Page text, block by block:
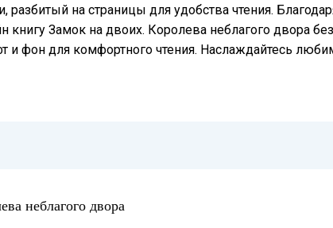
разбитый на страницы для удобства чтения.
книгу Замок на двоих. Королева неблагого двора
и фон для комфортного чтения. Наслаждайтесь
неблагого двора